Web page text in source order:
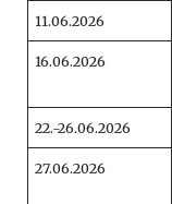
11.06.2026
16.06.2026
22.-26.06.2026
27.06.2026